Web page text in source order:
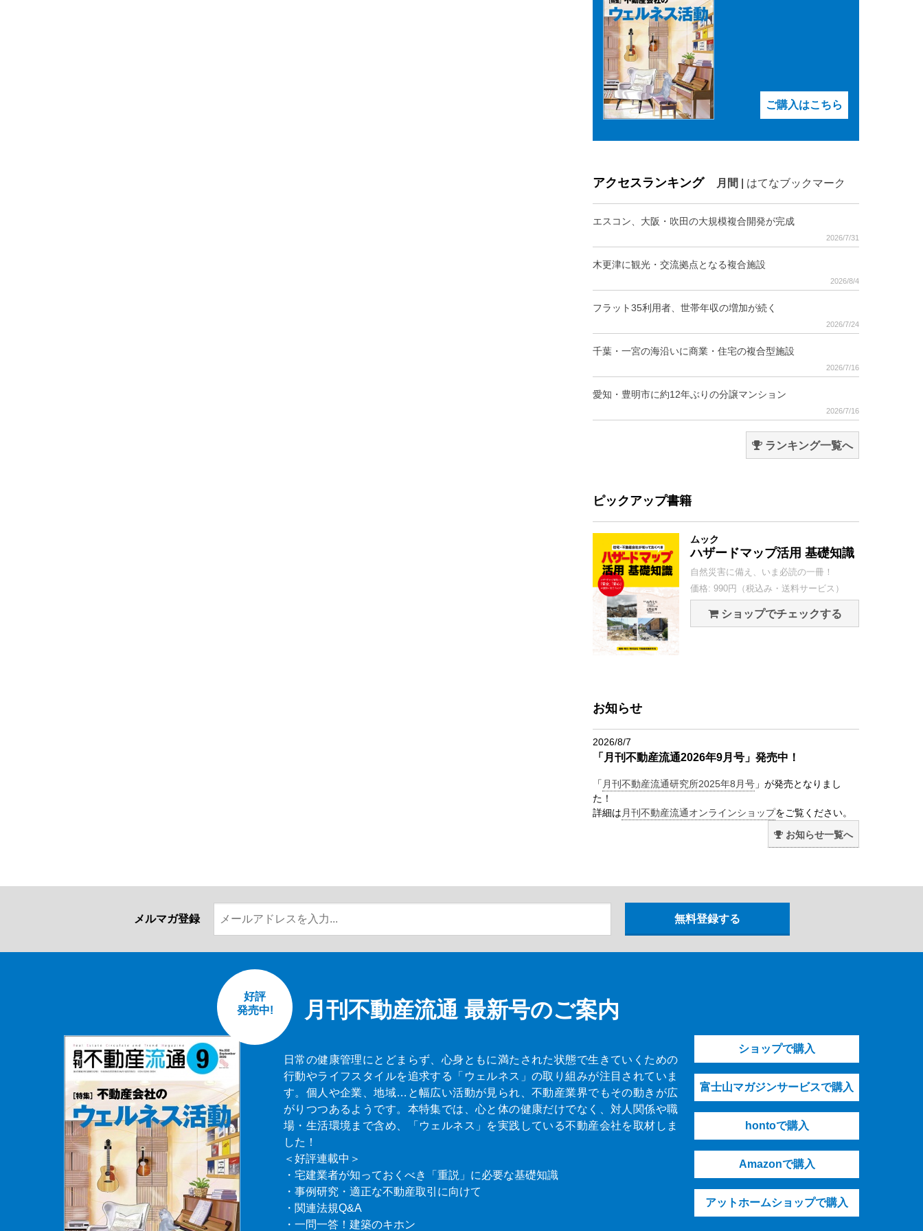
ご購入はこちら
アクセスランキング 月間 はてなブックマーク
エスコン、大阪・吹田の大規模複合開発が完成
2026/7/31
木更津に観光・交流拠点となる複合施設
2026/8/4
フラット35利用者、世帯年収の増加が続く
2026/7/24
千葉・一宮の海沿いに商業・住宅の複合型施設
2026/7/16
愛知・豊明市に約12年ぶりの分譲マンション
2026/7/16
ランキング一覧へ
ピックアップ書籍
ムック
ハザードマップ活用 基礎知識
自然災害に備え、いま必読の一冊！
価格: 990円（税込み・送料サービス）
ショップでチェックする
お知らせ
2026/8/7
「月刊不動産流通2026年9月号」発売中！
「 月刊不動産流通研究所2025年8月号 」が発売となりまし
た！
詳細は 月刊不動産流通オンラインショップをご覧ください。
お知らせ一覧へ
メルマガ登録
月刊不動産流通 最新号のご案内
好評
発売中!
日常の健康管理にとどまらず、心身ともに満たされた状態で生きていくための
行動やライフスタイルを追求する「ウェルネス」の取り組みが注目されていま
す。個人や企業、地域…と幅広い活動が見られ、不動産業界でもその動きが広
がりつつあるようです。本特集では、心と体の健康だけでなく、対人関係や職
場・生活環境まで含め、「ウェルネス」を実践している不動産会社を取材しま
した！
＜好評連載中＞
・宅建業者が知っておくべき「重説」に必要な基礎知識
・事例研究・適正な不動産取引に向けて
・関連法規Q&A
・一問一答！建築のキホン
ショップで購入
富士山マガジンサービスで購入
hontoで購入
Amazonで購入
アットホームショップで購入